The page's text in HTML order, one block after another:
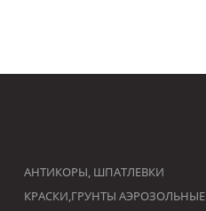
АНТИКОРЫ, ШПАТЛЕВКИ
КРАСКИ,ГРУНТЫ АЭРОЗОЛЬНЫЕ